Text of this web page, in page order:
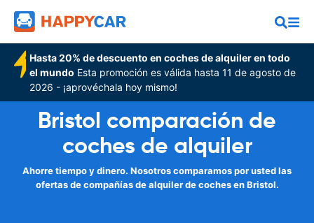
Hasta 20% de descuento en coches de alquiler en todo
el mundo Esta promoción es válida hasta 11 de agosto de
2026 - ¡aprovéchala hoy mismo!
Bristol comparación de
coches de alquiler
Ahorre tiempo y dinero. Nosotros comparamos por usted las
ofertas de compañías de alquiler de coches en Bristol.